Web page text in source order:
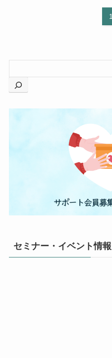
1
セミナー・イベント情報